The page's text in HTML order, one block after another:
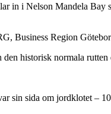
in i Nelson Mandela Bay
Business Region
historisk normala
sin sida om jordklotet –